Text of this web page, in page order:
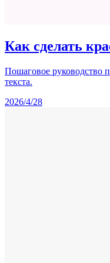
Как сделать
Пошаговое руководство
текста.
2026/4/28